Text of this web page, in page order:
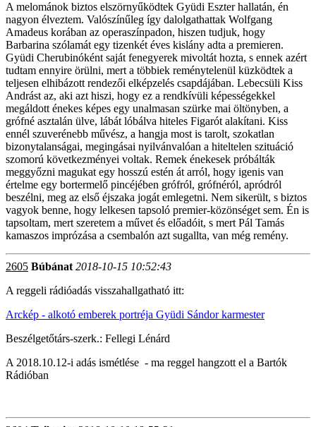
A melománok biztos elszörnyűködtek Gyüdi Eszter hallatán, én
nagyon élveztem. Valószínűleg így dalolgathattak Wolfgang
Amadeus korában az operaszínpadon, hiszen tudjuk, hogy
Barbarina szólamát egy tizenkét éves kislány adta a premieren.
Gyüdi Cherubinóként saját fenegyerek mivoltát hozta, s ennek azért
tudtam ennyire örülni, mert a többiek reménytelenül küzködtek a
teljesen elhibázott rendezői elképzelés csapdájában. Lebecsüli Kiss
Andrást az, aki azt hiszi, hogy ez a rendkívüli képességekkel
megáldott énekes képes egy unalmasan szürke mai öltönyben, a
grófné asztalán ülve, lábát lóbálva hiteles Figarót alakítani. Kiss
ennél szuverénebb művész, a hangja most is tarolt, szokatlan
bizonytalanságai, megingásai nyilvánvalóan a hiteltelen szituáció
szomorú következményei voltak. Remek énekesek próbálták
meggyőzni magukat egy hosszú estén át arról, hogy igenis van
értelme egy bortermelő pincéjében grófról, grófnéról, apródról
beszélni, meg az első éjszaka jogát emlegetni. Nem sikerült, s biztos
vagyok benne, hogy lelkesen tapsoló premier-közönséget sem. Én is
tapsoltam, mert szeretem a művet és előadóit, s mert Pál Tamás
kamaszos imprózása a csembalón azt sugallta, van még remény.
2605 Búbánat 2018-10-15 10:52:43
A reggeli rádióadás visszahallgatható itt:
Arckép - alkotó emberek portréja Gyüdi Sándor karmester
Beszélgetőtárs-szerk.: Fellegi Lénárd
A 2018.10.12-i adás ismétlése - ma reggel hangzott el a Bartók
Rádióban